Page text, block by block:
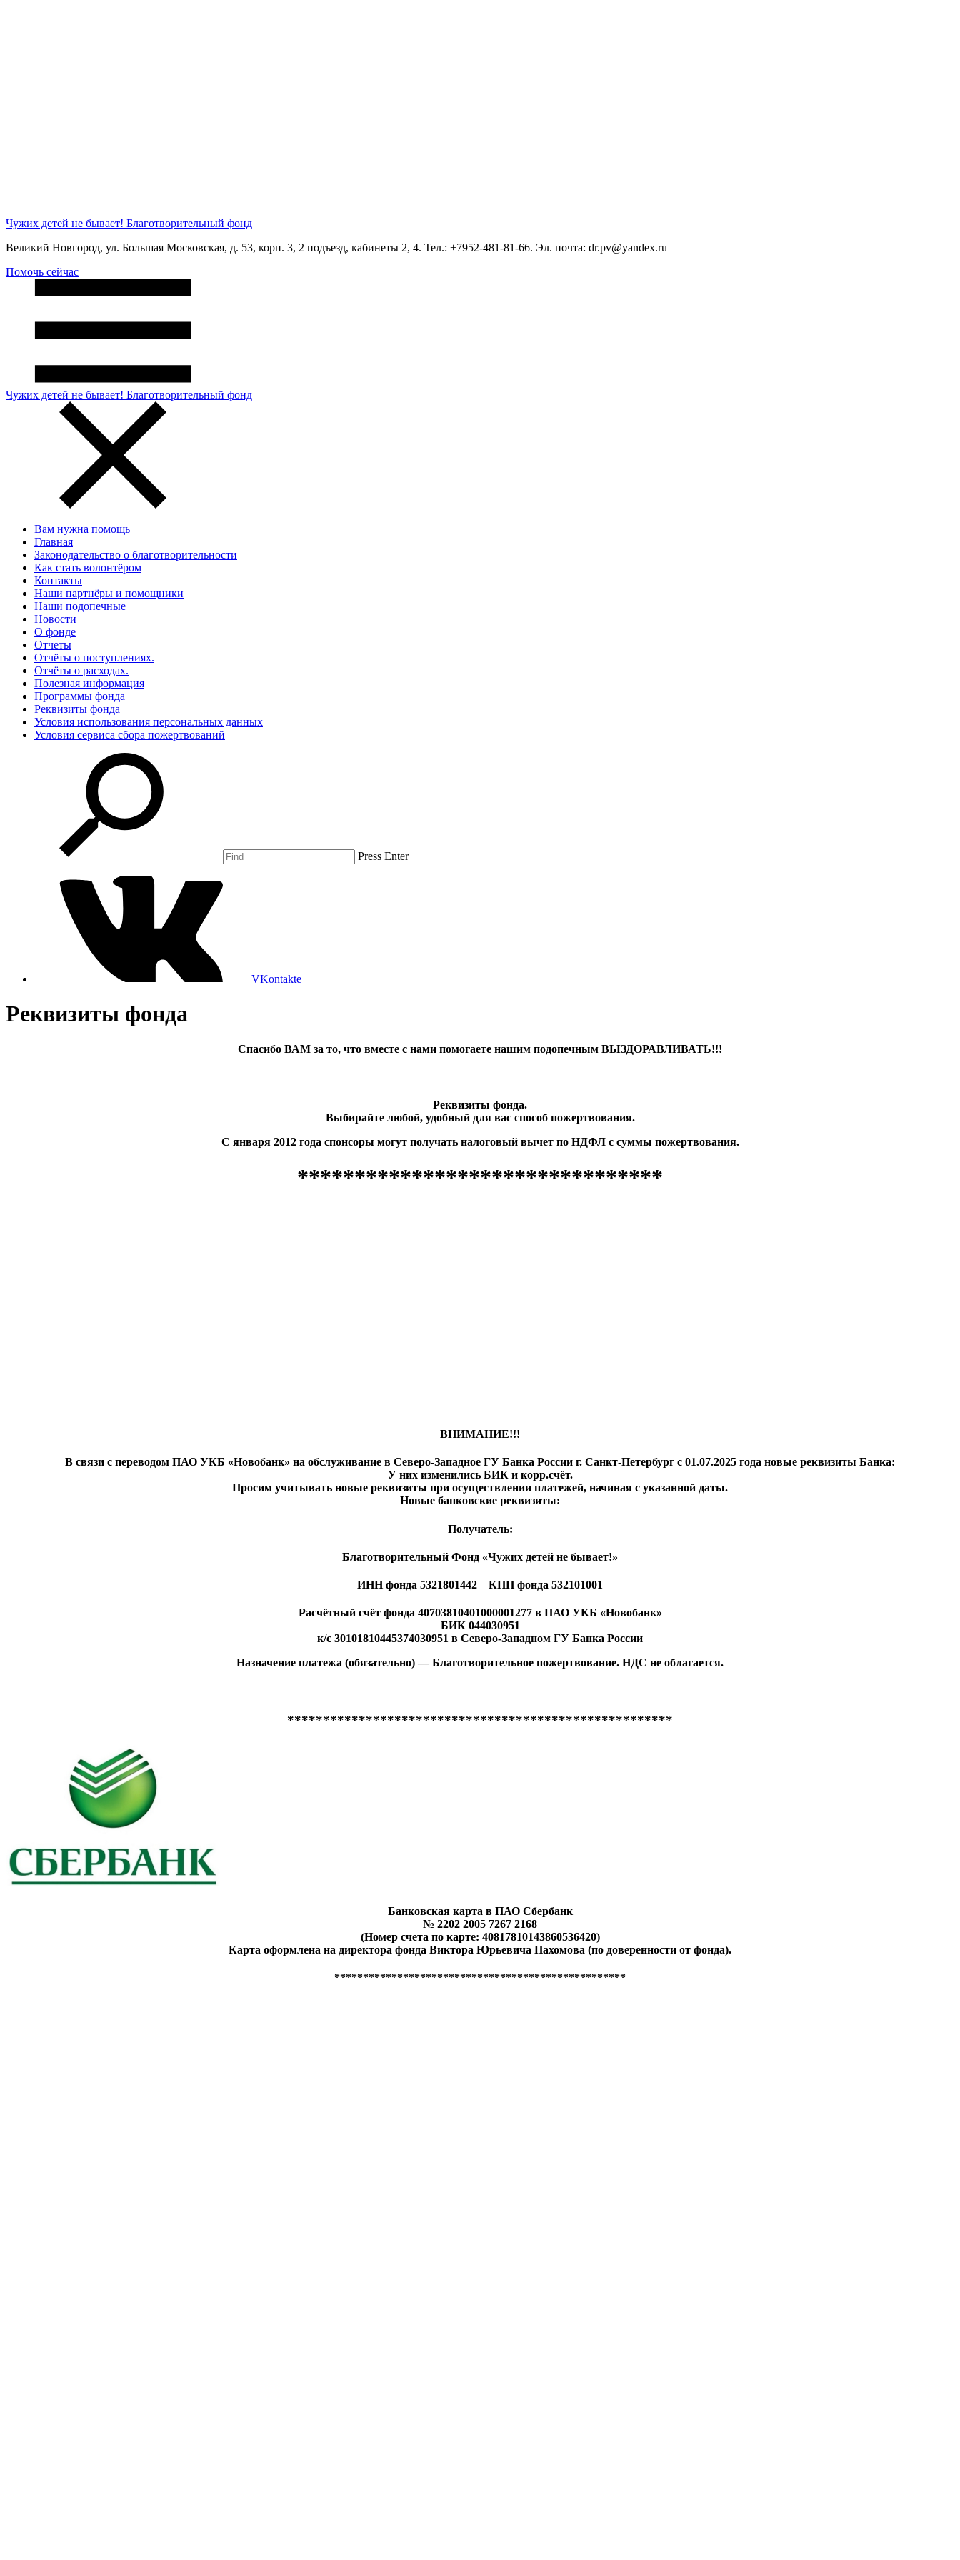
Чужих детей не бывает! Благотворительный фонд
Великий Новгород, ул. Большая Московская, д. 53, корп. 3, 2 подъезд, кабинеты 2, 4. Тел.: +7952-481-81-66. Эл. почта: dr.pv@yandex.ru
Помочь сейчас
Чужих детей не бывает! Благотворительный фонд
Вам нужна помощь
Главная
Законодательство о благотворительности
Как стать волонтёром
Контакты
Наши партнёры и помощники
Наши подопечные
Новости
О фонде
Отчеты
Отчёты о поступлениях.
Отчёты о расходах.
Полезная информация
Программы фонда
Реквизиты фонда
Условия использования персональных данных
Условия сервиса сбора пожертвований
Press Enter
VKontakte
Реквизиты фонда
Спасибо ВАМ за то, что вместе с нами помогаете нашим подопечным ВЫЗДОРАВЛИВАТЬ!!!
Реквизиты фонда.
Выбирайте любой, удобный для вас способ пожертвования.
С января 2012 года спонсоры могут получать налоговый вычет по НДФЛ с суммы пожертвования.
********************************
ВНИМАНИЕ!!!
В связи с переводом ПАО УКБ «Новобанк» на обслуживание в Северо-Западное ГУ Банка России г. Санкт-Петербург с 01.07.2025 года новые реквизиты Банка:
У них изменились БИК и корр.счёт.
Просим учитывать новые реквизиты при осуществлении платежей, начиная с указанной даты.
Новые банковские реквизиты:
Получатель:
Благотворительный Фонд «Чужих детей не бывает!»
ИНН фонда 5321801442 КПП фонда 532101001
Расчётный счёт фонда 40703810401000001277 в ПАО УКБ «Новобанк»
БИК 044030951
к/с 30101810445374030951 в Северо-Западном ГУ Банка России
Назначение платежа (обязательно) — Благотворительное пожертвование. НДС не облагается.
******************************************************
Банковская карта в ПАО Сбербанк
№ 2202 2005 7267 2168
(Номер счета по карте: 40817810143860536420)
Карта оформлена на директора фонда Виктора Юрьевича Пахомова (по доверенности от фонда).
***************************************************